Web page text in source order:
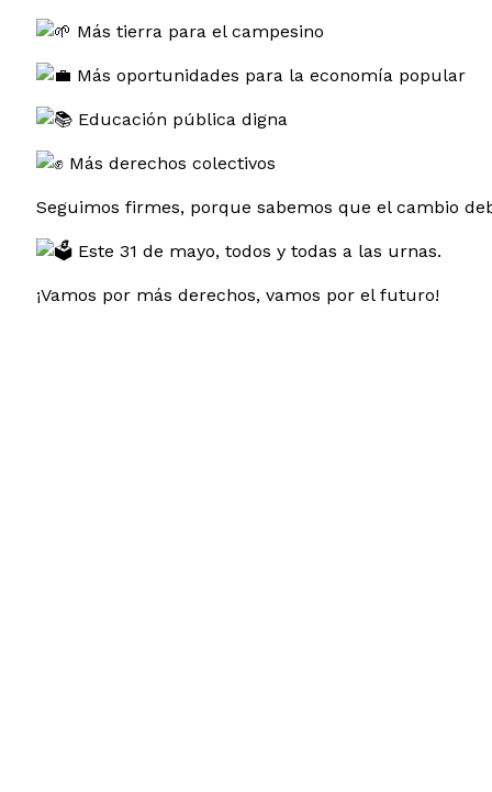
Más tierra para el campesino
Más oportunidades para la economía popular
Educación pública digna
Más derechos colectivos
Seguimos firmes, porque sabemos que el cambio
Este 31 de mayo, todos y todas a las urnas.
¡Vamos por más derechos, vamos por el futuro!